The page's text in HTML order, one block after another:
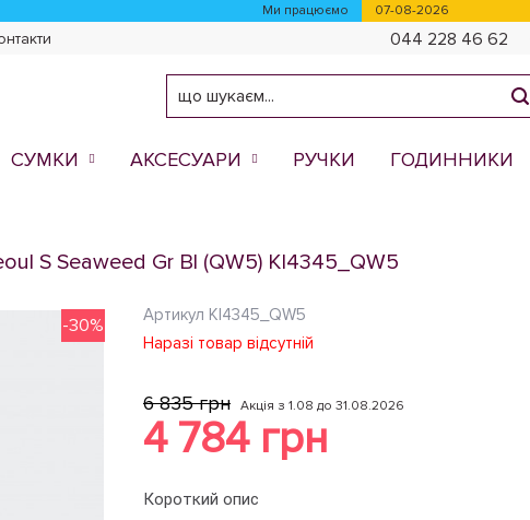
Ми працюємо 07-08-2026
044 228 46 62
СУМКИ АКСЕСУАРИ РУЧКИ ГОДИННИКИ
S Seaweed Gr Bl (QW5) KI4345_QW5
-30% Артикул KI4345_QW5
Наразі товар відсутній
6 835 грн Акція з 1.08 до 31.08.2026
4 784 грн
Короткий опис